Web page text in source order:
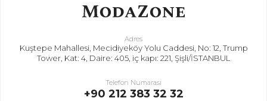
Adres
Kuştepe Mahallesi, Mecidiyeköy Yolu Caddesi, No: 12, Trump
Tower, Kat: 4, Daire: 405, iç kapı: 221, Şişli/İSTANBUL
Telefon Numarası
+90 212 383 32 32